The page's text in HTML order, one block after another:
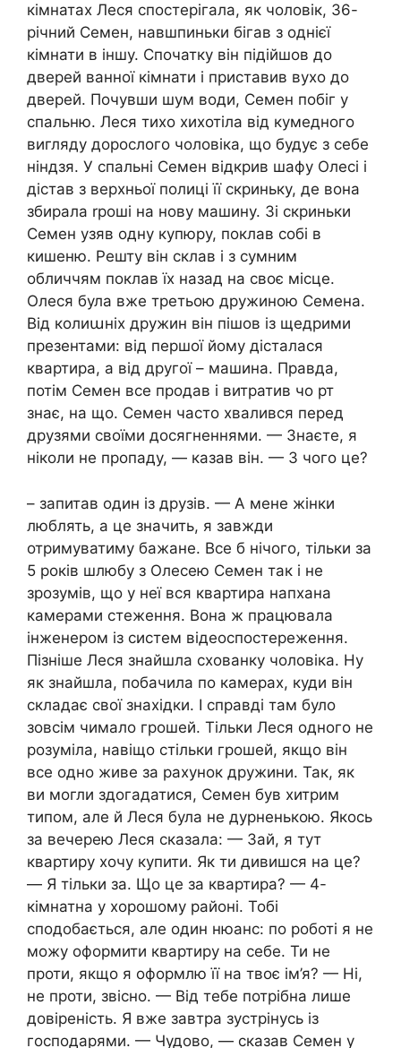
кімнатах Леся спостерігала, як чоловік, 36-
річний Семен, навшпиньки бігав з однієї
кімнати в іншу. Спочатку він підійшов до
дверей ванної кімнати і приставив вухо до
дверей. Почувши шум води, Семен побіг у
спальню. Леся тихо хихотіла від кумедного
вигляду дорослого чоловіка, що будує з себе
ніндзя. У спальні Семен відкрив шафу Олесі і
дістав з верхньої полиці її скриньку, де вона
збирала rроші на нову машину. Зі скриньки
Семен узяв одну купюру, поклав собі в
кишеню. Решту він склав і з сумним
обличчям поклав їх назад на своє місце.
Олеся була вже третьою дружиною Семена.
Від колиաніх дружин він пішов із щедрими
презентами: від першої йому дісталася
квартира, а від другої – машина. Правда,
потім Семен все продав і витратив чо рт
знає, на що. Семен часто хвалився перед
друзями своїми досягненнями. — Знаєте, я
ніколи не пропаду, — казав він. — З чого це?
– запитав один із друзів. — А мене жінки
люблять, а це значить, я завжди
отримуватиму бажане. Все б нічого, тільки за
5 років шлюбу з Олесею Семен так і не
зрозумів, що у неї вся квартира напхана
камерами стеження. Вона ж працювала
інженером із систем відеоспостереження.
Пізніше Леся знайшла схованку чоловіка. Ну
як знайшла, побачила по камерах, куди він
складає свої знахідки. І справді там було
зовсім чимало грошей. Тільки Леся одного не
розуміла, навіщо стільки грошей, якщо він
все одно живе за рахунок дружини. Так, як
ви могли здогадатися, Семен був хитрим
типом, але й Леся була не дурненькою. Якось
за вечерею Леся сказала: — Зай, я тут
квартиру хочу купити. Як ти дивишся на це?
— Я тільки за. Що це за квартира? — 4-
кімнатна у хорошому районі. Тобі
сподобається, але один нюанс: по роботі я не
можу оформити квартиру на себе. Ти не
проти, якщо я оформлю її на твоє ім’я? — Ні,
не проти, звісно. — Від тебе потрібна лише
довіреність. Я вже завтра зустрінусь із
господарями. — Чудово, — сказав Семен у